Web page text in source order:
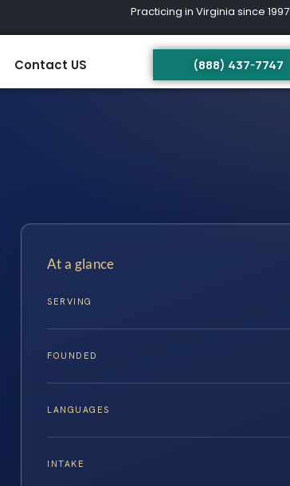
Practicing in Virginia since 1997
Contact US (888) 437-7747
At a glance
SERVING
FOUNDED
LANGUAGES
INTAKE